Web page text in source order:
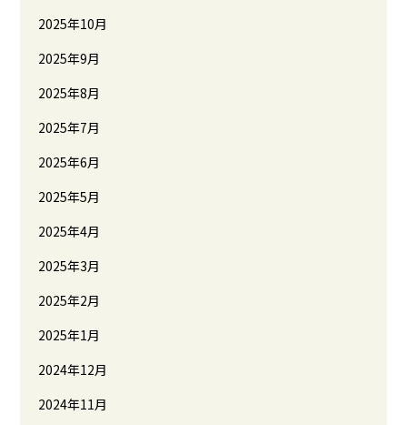
2025年10月
2025年9月
2025年8月
2025年7月
2025年6月
2025年5月
2025年4月
2025年3月
2025年2月
2025年1月
2024年12月
2024年11月